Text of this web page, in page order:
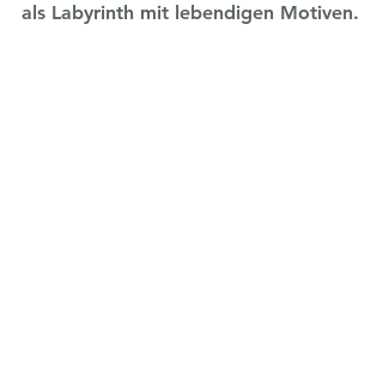
als Labyrinth mit lebendigen Motiven.